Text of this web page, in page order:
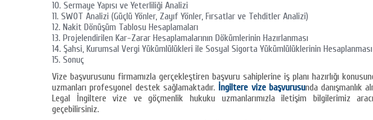
Sermaye Yapısı ve Yeterliliği Analizi
SWOT Analizi (Güçlü Yönler, Zayıf Yönler, Fırsatlar ve Tehditler Analizi)
Nakit Dönüşüm Tablosu Hesaplamaları
Projelendirilen Kar-Zarar Hesaplamalarının Dökümlerinin Hazırlanması
Şahsi, Kurumsal Vergi Yükümlülükleri ile Sosyal Sigorta Yükümlülüklerinin Hesaplanması
Sonuç
Vize başvurusunu firmamızla gerçekleştiren başvuru sahiplerine iş planı hazırlığı
uzmanları profesyonel destek sağlamaktadır. İngiltere vize başvurusunda danışmanlık
Legal İngiltere vize ve göçmenlik hukuku uzmanlarımızla iletişim bilgilerimiz
geçebilirsiniz.